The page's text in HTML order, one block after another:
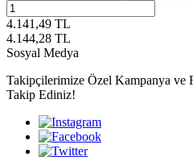
4.141,49 TL
4.144,28 TL
Sosyal Medya
Takipçilerimize Özel Kampanya ve
Takip Ediniz!